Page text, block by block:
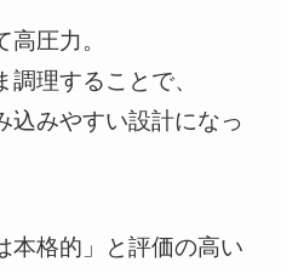
圧力。
理することで、
込みやすい設計になっ
本格的」と評価の高い